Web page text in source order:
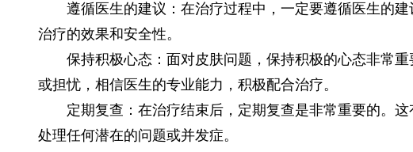
遵循医生的建议：在治疗过程中，一定要遵循医生的建
治疗的效果和安全性。
保持积极心态：面对皮肤问题，保持积极的心态非常重
或担忧，相信医生的专业能力，积极配合治疗。
定期复查：在治疗结束后，定期复查是非常重要的。这
处理任何潜在的问题或并发症。